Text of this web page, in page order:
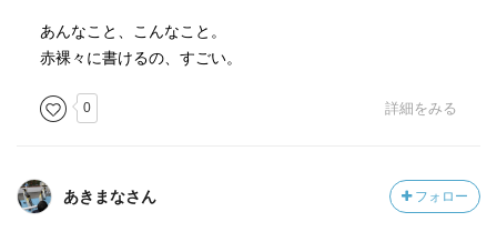
あんなこと、こんなこと。
赤裸々に書けるの、すごい。
0 詳細をみる
あきまなさん フォロー